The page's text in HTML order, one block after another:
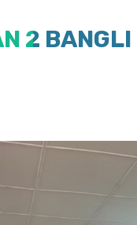
2 BANGLI